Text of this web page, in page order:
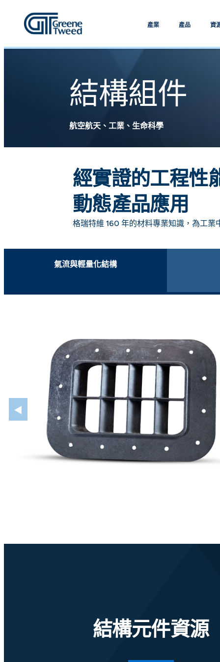
產業 產品 資
結構組件
航空航天、工業、生命科學
經實證的工程性
動態產品應用
格瑞特維 160 年的材料專業知識，為工
氣流與輕量化結構
結構元件資源